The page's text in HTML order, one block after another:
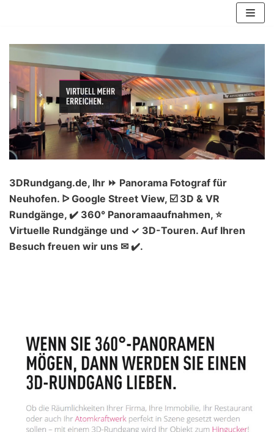
Inhalt
springen
3DRundgang.de, Ihr ⏩ Panorama Fotograf für
Neuhofen. ᐅ Google Street View, ☑️ 3D & VR
Rundgänge, ✔️ 360° Panoramaaufnahmen, ⭐
Virtuelle Rundgänge und ✓ 3D-Touren. Auf Ihren
Besuch freuen wir uns ✉ ✔️.